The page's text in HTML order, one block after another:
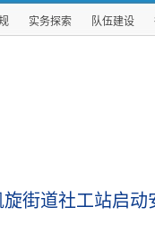
实务探索 队伍建设
街道社工站启动